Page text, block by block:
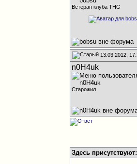
Ветеран клуба THG
13.03.2012,
n0H4uk
Старожил
Здесь